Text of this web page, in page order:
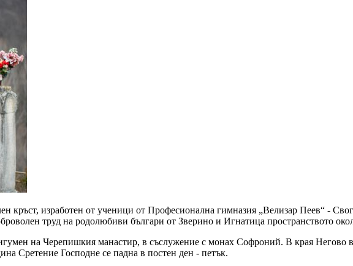
кръст, изработен от ученици от Професионална гимназия „Велизар Пеев“ -
труд на родолюбиви българи от Зверино и Игнатица пространството
на Черепишкия манастир, в съслужение с монах Софроний. В края Негово
Сретение Господне се падна в постен ден - петък.